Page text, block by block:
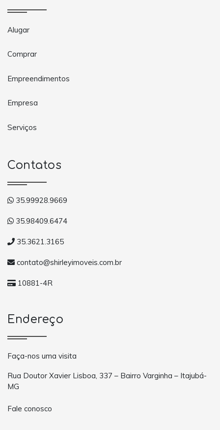
Alugar
Comprar
Empreendimentos
Empresa
Serviços
Contatos
35.99928.9669
35.98409.6474
35.3621.3165
contato@shirleyimoveis.com.br
10881-4R
Endereço
Faça-nos uma visita
Rua Doutor Xavier Lisboa, 337 – Bairro Varginha – Itajubá-
MG
Fale conosco